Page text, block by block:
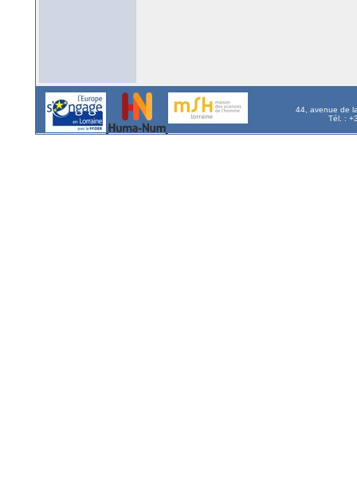
44, avenue de
Tél. :